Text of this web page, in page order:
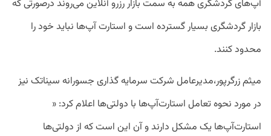
آپ‌های گردشگری همه به سمت بازار رزرو آنلاین می‌روند درصورتی که
بازار گردشگری بسیار گسترده است و استارت آپ‌ها نباید خود را
محدود کنند.
‏میثم زرگرپور،مدیرعامل شرکت سرمایه گذاری جسورانه سیناتک نیز
در مورد نحوه تعامل استارت‌آپ‌ها با دولتی‌ها اعلام کرد: «
استارت‌آپ‌ها یک مشکل دارند و آن این است که از دولتی‌ها